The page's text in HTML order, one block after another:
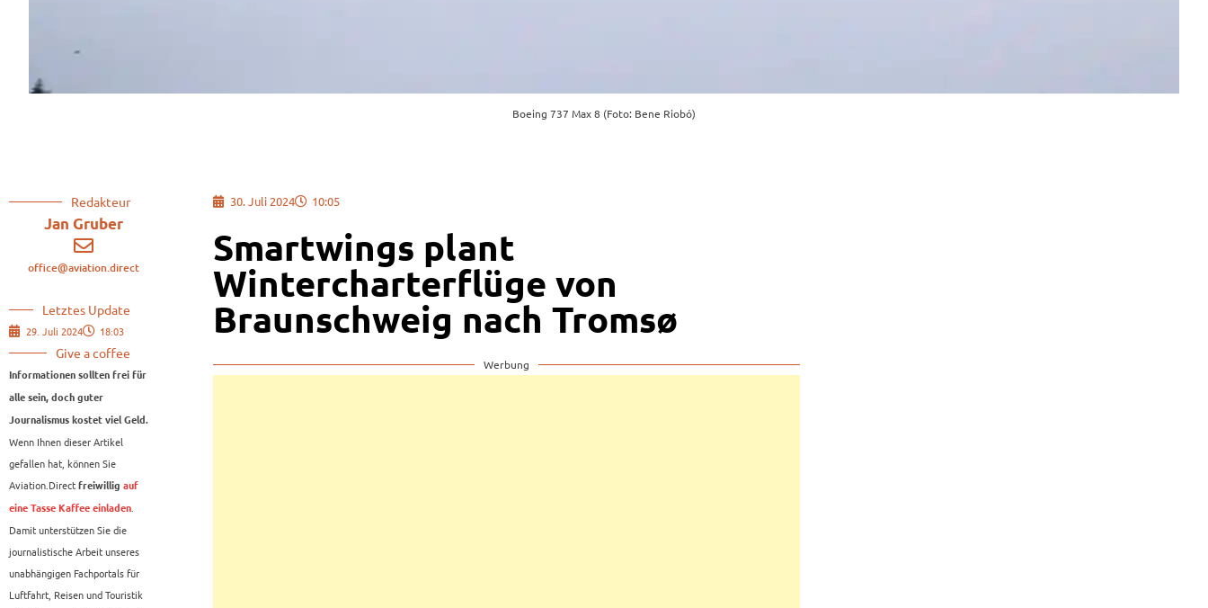
Boeing 737 Max 8 (Foto: Bene Riobó)
Redakteur
Jan Gruber
office@aviation.direct
Letztes Update
29. Juli 2024 18:03
Give a coffee
Informationen sollten frei für
alle sein, doch guter
Journalismus kostet viel Geld.
Wenn Ihnen dieser Artikel
gefallen hat, können Sie
Aviation.Direct freiwillig auf
eine Tasse Kaffee einladen.
Damit unterstützen Sie die
journalistische Arbeit unseres
unabhängigen Fachportals für
Luftfahrt, Reisen und Touristik
30. Juli 2024 10:05
Smartwings plant
Wintercharterflüge von
Braunschweig nach Tromsø
Werbung